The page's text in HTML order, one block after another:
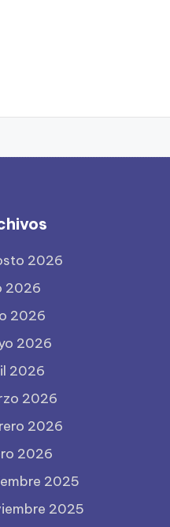
2026
2026
2026
2026
2026
2026
2026
2026
2025
2025